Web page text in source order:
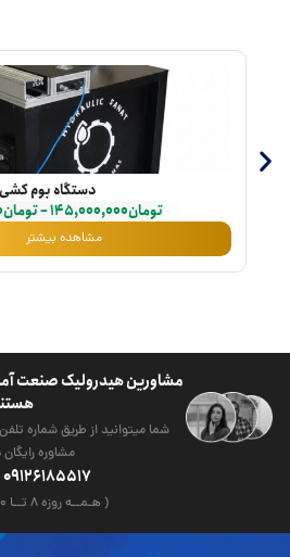
دستگاه بوم کشی
تومان145,000,000
–تومان
مشاهده بیشتر
مشاورین هیدرولیک صنعت
شما میتوانید از طریق شماره
مشاوره
09126185517
( هـمــه روزه ۸ تــا ۲۰ )